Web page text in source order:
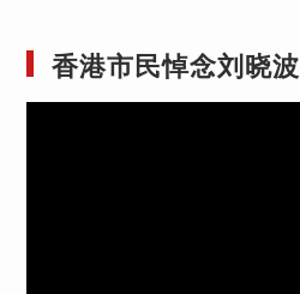
香港市民悼念刘晓波